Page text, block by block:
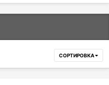
СОРТИРОВКА